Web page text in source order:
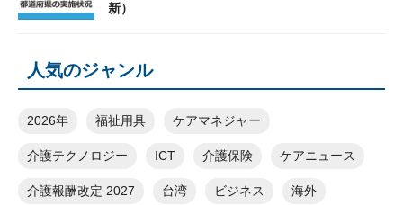
新）
人気のジャンル
2026年 福祉用具 ケアマネジャー
介護テクノロジー ICT 介護保険 ケアニュース
介護報酬改定 2027 台湾 ビジネス 海外